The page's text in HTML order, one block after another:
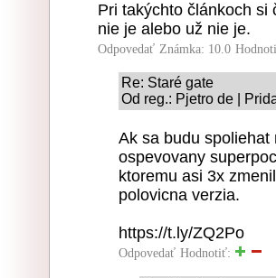
Pri takýchto článkoch si
nie je alebo už nie je.
Odpovedať Známka: 10.0
Re: Staré gate
Od reg.: Pjetro de |
Ak sa budu
ospevovany
ktoremu asi 3x
polovicna verzia.
https://t.ly/ZQ2Po
Odpovedať Hodnotiť: